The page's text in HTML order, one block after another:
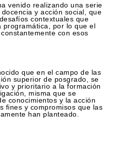
venido realizando una serie
y acción social, que
contextuales que
programática, por lo que el
con esos
que en el campo de las
superior de posgrado, se
y prioritario a la formación
misma que se
conocimientos y la acción
fines y compromisos que las
han planteado.